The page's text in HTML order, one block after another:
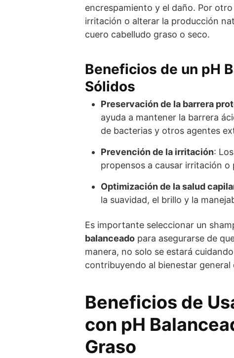
encrespamiento y el daño. Por
irritación o alterar la producción
cuero cabelludo graso o seco.
Beneficios de un pH
Sólidos
Preservación de la barrera
ayuda a mantener la barrera
de bacterias y otros agentes
Prevención de la irritación:
propensos a causar irritación o
Optimización de la salud
la suavidad, el brillo y la
Es importante seleccionar un
balanceado para asegurarse de
manera, no solo se estará
contribuyendo al bienestar general
Beneficios de
con pH
Graso